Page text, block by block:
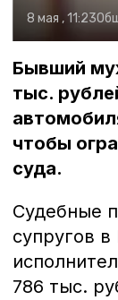
8 мая , 11:23
Бывший
тыс.
чтобы
суда.
Судебные
супругов
786 тыс.